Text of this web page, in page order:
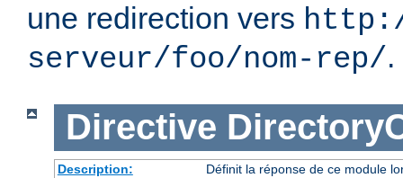
une redirection vers
serveur/foo/nom-rep/.
Directive
Description:
Définit la réponse de ce module